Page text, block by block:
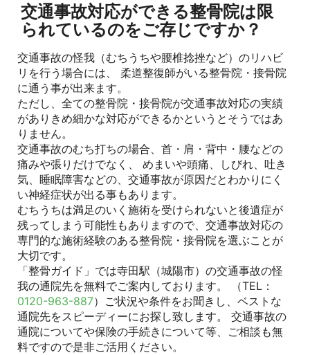
交通事故対応ができる整骨院は限
られているのをご存じですか？
交通事故の怪我（むちうちや腰椎捻挫など）のリハビ
リを行う場合には、 柔道整復師がいる整骨院・接骨院
に通う事が出来ます。
ただし、全ての整骨院・接骨院が交通事故対応の実績
がありきめ細かな対応ができるかというとそうではあ
りません。
交通事故のむち打ちの場合、首・肩・背中・腰などの
痛みや張りだけでなく、 めまいや頭痛、しびれ、吐き
気、睡眠障害などの、交通事故が原因だとわかりにく
い神経症状が出る事もあります。
むちうちは満足のいく施術を受けられないと後遺症が
残ってしまう可能性もありますので、交通事故対応の
専門的な施術経験のある整骨院・接骨院を選ぶことが
大切です。
「整骨ガイド」では寺田駅（城陽市）の交通事故の怪
我の通院先を無料でご案内しております。 （TEL：
0120-963-887）ご状況や条件をお聞きし、ベストな
通院先をスピーディーにお探し致します。 交通事故の
通院についてや保険の手続きについて等、ご相談も無
料ですので是非ご活用ください。